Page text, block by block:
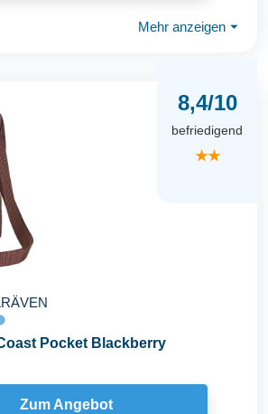
Mehr anzeigen ⏷
8,4/10
befriedigend
★★
Pocket Blackberry
Zum Angebot